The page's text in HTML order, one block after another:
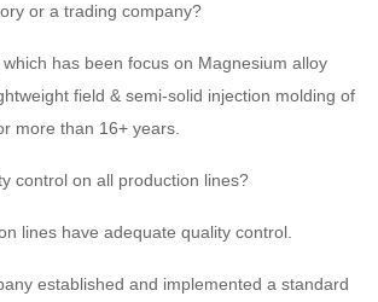
or a trading company?
has been focus on Magnesium alloy
field & semi-solid injection molding of
more than 16+ years.
control on all production lines?
lines have adequate quality control.
established and implemented a standard